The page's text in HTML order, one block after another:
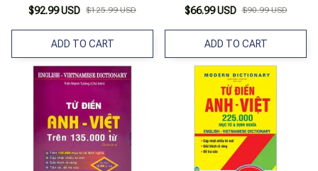
$92.99 USD $125.99 USD
ADD TO CART
$66.99 USD $90.99 USD
ADD TO CART